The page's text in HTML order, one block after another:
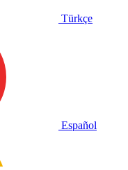
Türkçe
Español